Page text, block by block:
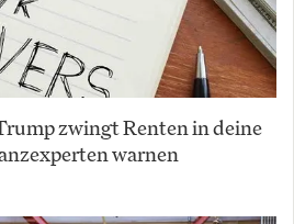
zwingt Renten in deine
warnen